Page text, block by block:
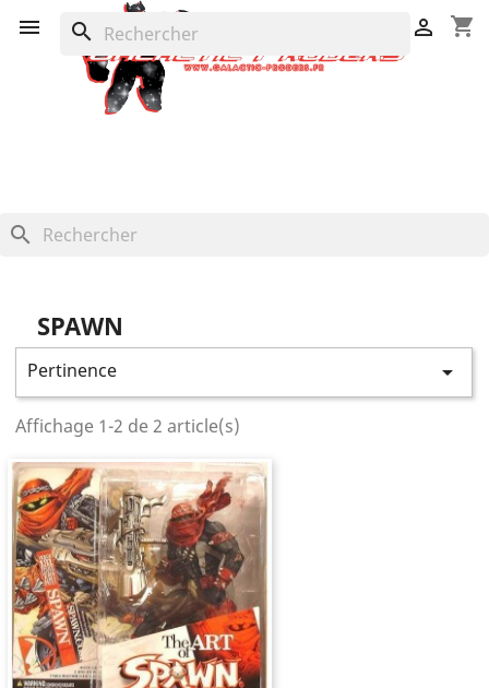
 shopping_cart

search
search
SPAWN
Pertinence 
Affichage 1-2 de 2 article(s)